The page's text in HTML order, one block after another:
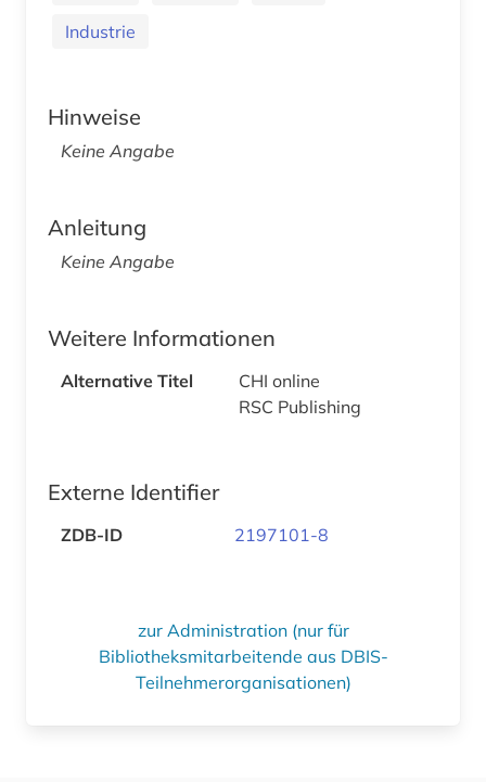
Industrie
Hinweise
Keine Angabe
Anleitung
Keine Angabe
Weitere Informationen
Alternative Titel
CHI online
RSC Publishing
Externe Identifier
ZDB-ID 2197101-8
zur Administration (nur für
Bibliotheksmitarbeitende aus DBIS-
Teilnehmerorganisationen)